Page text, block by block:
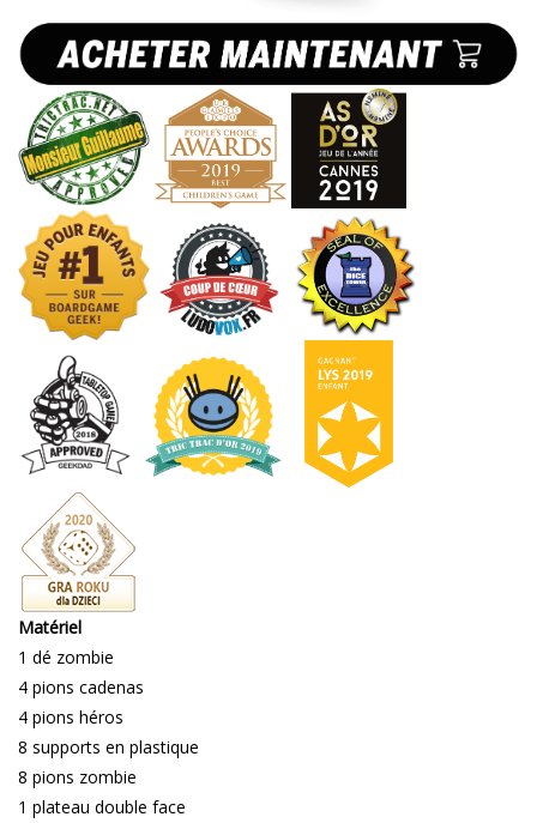
Matériel
1 dé zombie
4 pions cadenas
4 pions héros
8 supports en plastique
8 pions zombie
1 plateau double face